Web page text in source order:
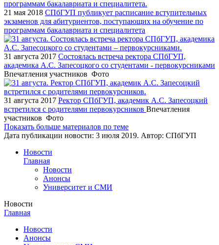
21 мая 2018 СПбГУП публикует расписание вступительных
экзаменов для абитуриентов, поступающих на обучение по
программам бакалавриата и специалитета
31 августа 2017 Состоялась встреча ректора СПбГУП,
академика А.С. Запесоцкого со студентами - первокурсниками
Впечатления участников Фото
31 августа 2017 Ректор СПбГУП, академик А.С. Запесоцкий
встретился с родителями первокурсников Впечатления
участников Фото
Показать больше материалов по теме
Дата публикации новости: 3 июля 2019. Автор: СПбГУП
Новости
Главная
Новости
Анонсы
Университет и СМИ
Новости
Главная
Новости
Анонсы